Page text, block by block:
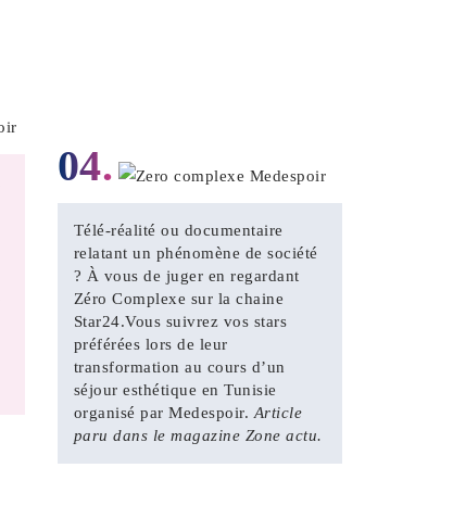
04.
Télé-réalité ou documentaire
relatant un phénomène de société
? À vous de juger en regardant
Zéro Complexe sur la chaine
Star24.Vous suivrez vos stars
préférées lors de leur
transformation au cours d’un
séjour esthétique en Tunisie
organisé par Medespoir. Article
paru dans le magazine Zone actu.